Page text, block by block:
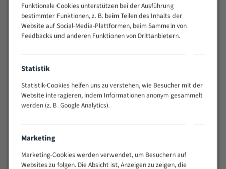
> 500
0,75/1,25
Vorteile:
Widerstandsfähig gegen Zahnbruch auch bei
schwierigen Werkstücken (Materialmischung,
wechselnde Verbindungslängen)
Sehr geringe Vibration
Technische Beschreibung:
Positiver Spanwinkel
Funktionale Cookies unterstützen bei der Ausführung
bestimmter Funktionen, z. B. beim Teilen des Inhalts der
Website auf Social-Media-Plattformen, beim Sammeln von
Feedbacks und anderen Funktionen von Drittanbietern.
Statistik
Statistik-Cookies helfen uns zu verstehen, wie Besucher mit der
Website interagieren, indem Informationen anonym gesammelt
werden (z. B. Google Analytics).
Marketing
Marketing-Cookies werden verwendet, um Besuchern auf
Websites zu folgen. Die Absicht ist, Anzeigen zu zeigen, die